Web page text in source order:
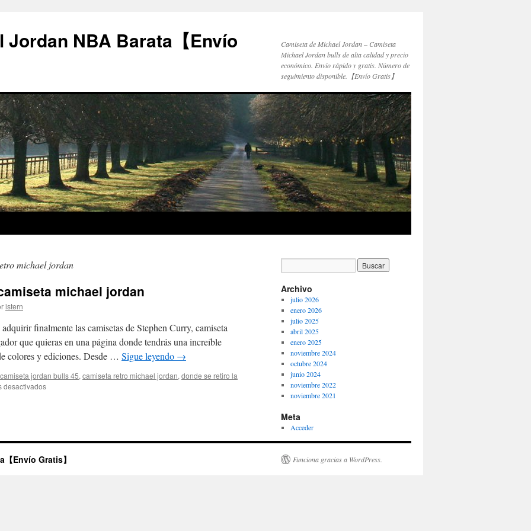
Jordan NBA Barata【Envío
Camiseta de Michael Jordan – Camiseta
Michael Jordan bulls de alta calidad y precio
económico. Envío rápido y gratis. Número de
seguimiento disponible.【Envío Gratis】
michael jordan
michael jordan
istern
finalmente las camisetas de Stephen Curry, camiseta
que quieras en una página donde tendrás una increíble
colores y ediciones. Desde … Sigue leyendo →
camiseta jordan bulls 45, camiseta retro michael jordan, donde se retiro la
desactivadosen
michael
Archivo
julio 2026
enero 2026
julio 2025
abril 2025
enero 2025
noviembre 2024
octubre 2024
junio 2024
noviembre 2022
noviembre 2021
Meta
Acceder
Envío Gratis】 Funciona gracias a WordPress.